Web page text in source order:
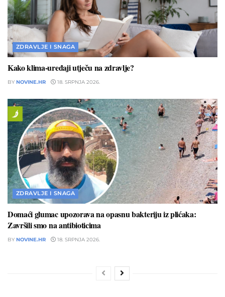
ZDRAVLJE I SNAGA
Kako klima-uređaji utječu na zdravlje?
BY NOVINE.HR 18. SRPNJA 2026.
ZDRAVLJE I SNAGA
Domaći glumac upozorava na opasnu bakteriju iz plićaka:
Završili smo na antibioticima
BY NOVINE.HR 18. SRPNJA 2026.